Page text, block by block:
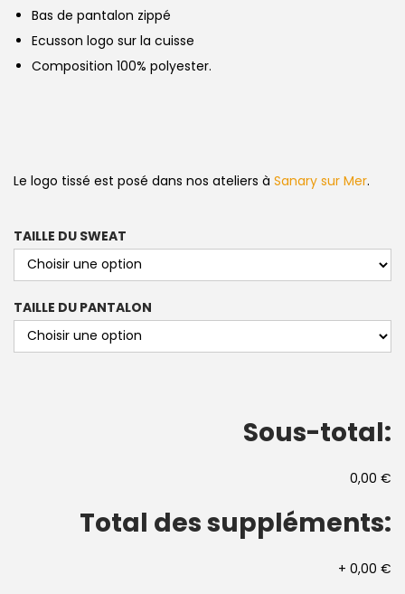
Bas de pantalon zippé
Ecusson logo sur la cuisse
Composition 100% polyester.
Le logo tissé est posé dans nos ateliers à Sanary sur Mer.
TAILLE DU SWEAT
TAILLE DU PANTALON
Sous-total:
0,00 €
Total des suppléments:
+ 0,00 €